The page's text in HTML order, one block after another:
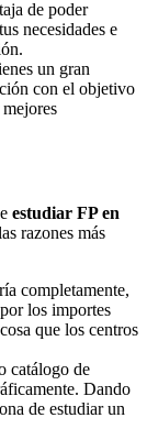
de poder
necesidades e
un gran
con el objetivo
estudiar FP en
razones más
completamente,
los importes
que los centros
catálogo de
Dando
de estudiar un